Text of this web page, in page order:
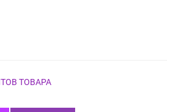
ТОВАРА